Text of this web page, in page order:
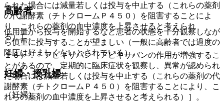
高齢者
低用量から投与を開始するなど患者の状態を十分観察しなが
ら慎重に投与することが望ましい（一般に高齢者では過度の
降圧は好ましくないとされている）。
妊婦・授乳婦
（妊婦）
られた場合には減量若しくは投与を中止する（これらの薬剤
の代謝酵素（チトクロームＰ４５０）を阻害することによ
り、これらの薬剤の血中濃度を上昇させると考えられ
る）］。
１６）． アピキサバン［アピキサバンの作用が増強するこ
とがあるので、定期的に臨床症状を観察し、異常が認められ
た場合には減量若しくは投与を中止する（これらの薬剤の代
謝酵素（チトクロームＰ４５０）を阻害することにより、こ
れらの薬剤の血中濃度を上昇させると考えられる）］。